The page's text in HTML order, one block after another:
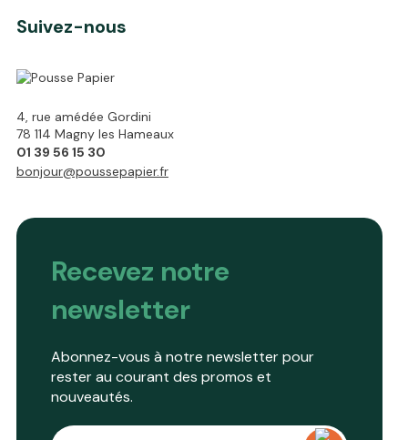
4, rue amédée Gordini
78 114 Magny les Hameaux
01 39 56 15 30
bonjour@poussepapier.fr
Recevez notre
newsletter
Abonnez-vous à notre newsletter pour
rester au courant des promos et
nouveautés.
Suivez-nous